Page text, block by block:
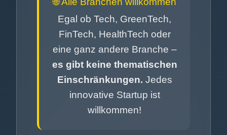
Egal ob Tech, GreenTech,
FinTech, HealthTech oder
eine ganz andere Branche –
es gibt keine thematischen
Einschränkungen. Jedes
innovative Startup ist
willkommen!